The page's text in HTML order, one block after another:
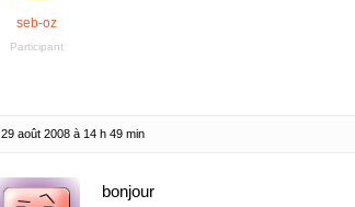
seb-oz
Participant
29 août 2008 à 14 h 49 min
bonjour